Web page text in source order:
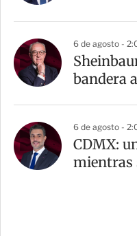
6 de agosto -
bandera
6 de agosto -
CDMX:
mientras